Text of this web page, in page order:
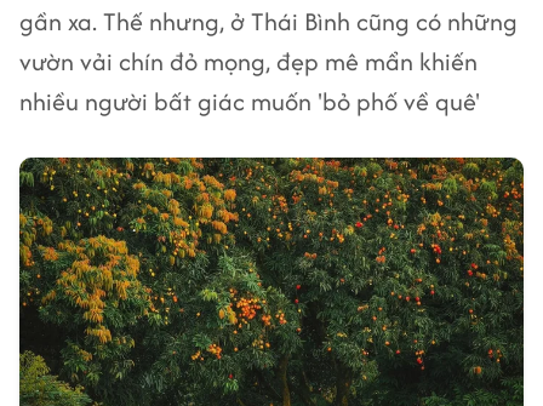
gần xa. Thế nhưng, ở Thái Bình cũng có những
vườn vải chín đỏ mọng, đẹp mê mẩn khiến
nhiều người bất giác muốn 'bỏ phố về quê'